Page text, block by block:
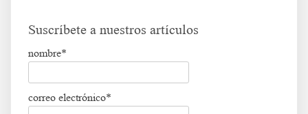
Suscríbete a nuestros artículos
nombre*
correo electrónico*